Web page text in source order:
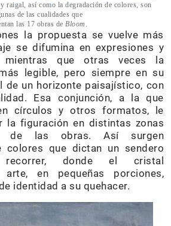
raigal, así como la degradación de colores, son
de las cualidades que
las 17 obras de Bloom .
la propuesta se vuelve más
se difumina en expresiones y
mientras que otras veces la
legible, pero siempre en su
de un horizonte paisajístico, con
Esa conjunción, a la que
círculos y otros formatos, le
la figuración en distintas zonas
de las obras. Así surgen
colores que dictan un sendero
donde el cristal
en pequeñas porciones,
identidad a su quehacer.